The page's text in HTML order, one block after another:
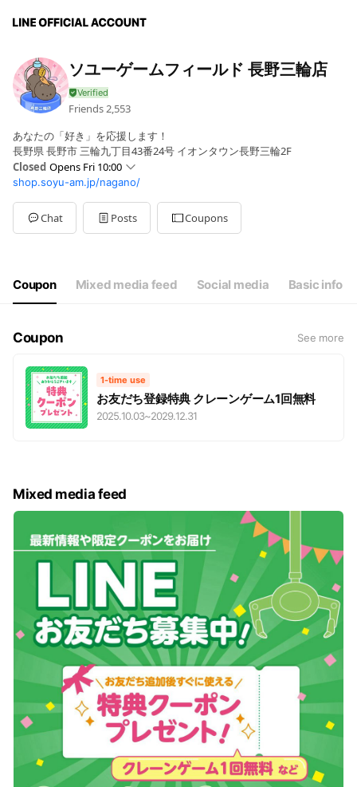
ソユーゲームフィールド 長野三輪店
Friends 2,553
あなたの「好き」を応援します！
長野県 長野市 三輪九丁目43番24号 イオンタウン長野三輪2F
Closed Opens Fri 10:00
Sun10:00 - 21:00
Mon10:00 - 21:00
Tue10:00 - 21:00
Wed10:00 - 21:00
shop.soyu-am.jp/nagano/
Chat Posts Coupons
Coupon Mixed media feed Social media Basic info
Coupon See more
1-time use
お友だち登録特典 クレーンゲーム1回無料
2025.10.03~2029.12.31
Mixed media feed